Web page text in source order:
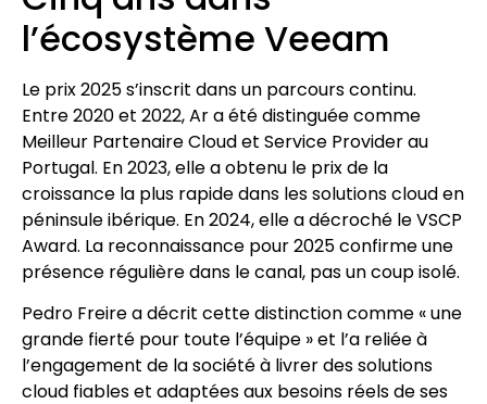
l’écosystème Veeam
Le prix 2025 s’inscrit dans un parcours continu.
Entre 2020 et 2022, Ar a été distinguée comme
Meilleur Partenaire Cloud et Service Provider au
Portugal. En 2023, elle a obtenu le prix de la
croissance la plus rapide dans les solutions cloud en
péninsule ibérique. En 2024, elle a décroché le VSCP
Award. La reconnaissance pour 2025 confirme une
présence régulière dans le canal, pas un coup isolé.
Pedro Freire a décrit cette distinction comme « une
grande fierté pour toute l’équipe » et l’a reliée à
l’engagement de la société à livrer des solutions
cloud fiables et adaptées aux besoins réels de ses